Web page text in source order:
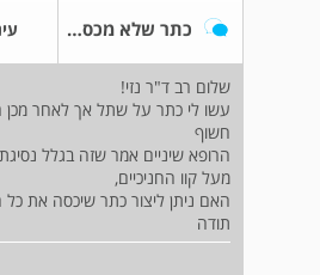
כתר שלא מכסה את כל השתל
שלום רב ד"ר נזי!
עשו לי כתר על שתל אך לאחר מכן
חשוף
הרופא שיניים אמר שזה בגלל
מעל קוו החניכיים,
האם ניתן ליצור כתר שיכסה את
תודה